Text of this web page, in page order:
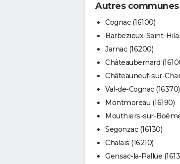
Autres
Cognac (16100)
Barbezieux-Saint-
Jarnac (16200)
Châteaubernard
Châteauneuf-sur-
Val-de-Cognac (16370)
Montmoreau (16190)
Mouthiers-sur-
Segonzac (16130)
Chalais (16210)
Gensac-la-Pallue